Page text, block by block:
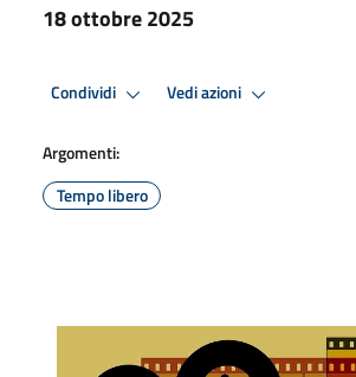
18 ottobre 2025
Condividi Vedi azioni
Argomenti:
Tempo libero